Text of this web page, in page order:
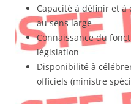
Capacité à définir et
au sens large
Connaissance du
législation
Disponibilité à
officiels (ministre